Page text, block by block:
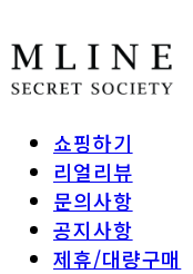
쇼핑하기
리얼리뷰
문의사항
공지사항
제휴/대량구매